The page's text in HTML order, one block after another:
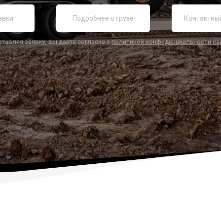
заявку, вы даете согласие сполитикой конфиденциальности